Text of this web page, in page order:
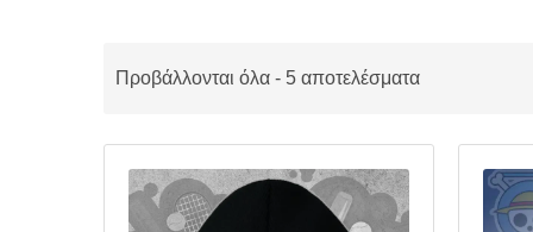
Προβάλλονται όλα - 5 αποτελέσματα